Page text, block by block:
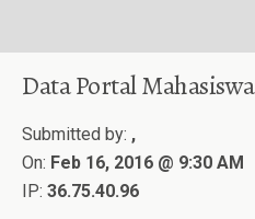
Data Portal
Submitted by: ,
On: Feb 16, 2016 @ 9:30 AM
IP: 36.75.40.96